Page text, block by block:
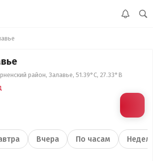
район, Залавье, 51.39°С, 27.33°В
Вчера По часам